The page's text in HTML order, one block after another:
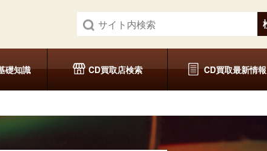
礎知識 CD買取店検索 CD買取最新情報